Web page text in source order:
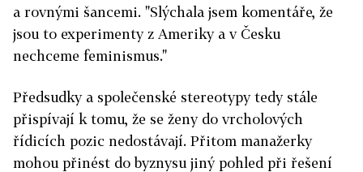
a rovnými šancemi. "Slýchala jsem komentáře, že
jsou to experimenty z Ameriky a v Česku
nechceme feminismus."
Předsudky a společenské stereotypy tedy stále
přispívají k tomu, že se ženy do vrcholových
řídicích pozic nedostávají. Přitom manažerky
mohou přinést do byznysu jiný pohled při řešení